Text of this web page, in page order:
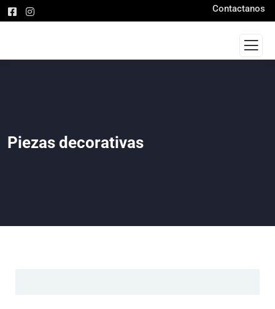
Contactanos
Piezas decorativas